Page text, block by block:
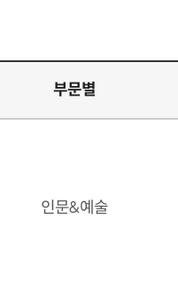
부문별
인문&예술